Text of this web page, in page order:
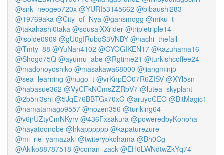
@snk_neogeo720x @YURI53145662 @bibaushi283
@19769aka @City_of_Nya @gansmogg @miku_t
@takahashi0taka @sousaiXXrider @tripletriple14
@isolde0909 @gU0gIRubqS3VNBY @nachi_thefall
@Tmty_88 @YuNan4102 @GYOGIKEN17 @kazuhama16
@Shogo75Q @ayumu_abe @Rgtime21 @turkishcoffee24
@madonoyoshiko @masakawa68000 @jiangminjp
@sea_learning @nugo_t @vrKnpEO07R6ZISV @XYl5sn
@habasue362 @VyCFkNCmsZZRbV7 @lutea_skyplant
@2b5ni3shi @5JqE76BBTGx70xG @aruyoCEO @BitMagic1
@namatamago9557 @nozen356 @turiking64
@v6jrUZtyCmNKyrv @436Fxsakura @poweredbyKonoha
@hayatoonobe @hkapppppp @kapaturezure
@mi_rie_yamazaki @twiteryokohama @Bh0Cg
@Akiko88787518 @conan_zack @EH6LWNdtwZkYq74